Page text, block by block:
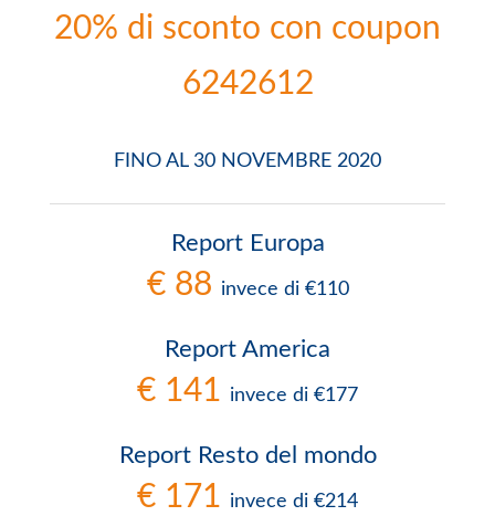
20% di sconto con coupon
6242612
FINO AL 30 NOVEMBRE 2020
Report Europa
€ 88 invece di €110
Report America
€ 141 invece di €177
Report Resto del mondo
€ 171 invece di €214